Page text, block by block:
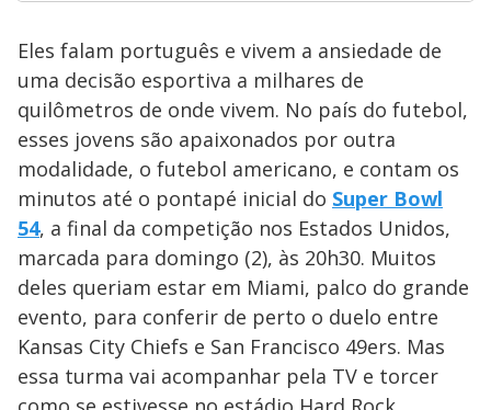
Eles falam português e vivem a ansiedade de
uma decisão esportiva a milhares de
quilômetros de onde vivem. No país do futebol,
esses jovens são apaixonados por outra
modalidade, o futebol americano, e contam os
minutos até o pontapé inicial do Super Bowl
54, a final da competição nos Estados Unidos,
marcada para domingo (2), às 20h30. Muitos
deles queriam estar em Miami, palco do grande
evento, para conferir de perto o duelo entre
Kansas City Chiefs e San Francisco 49ers. Mas
essa turma vai acompanhar pela TV e torcer